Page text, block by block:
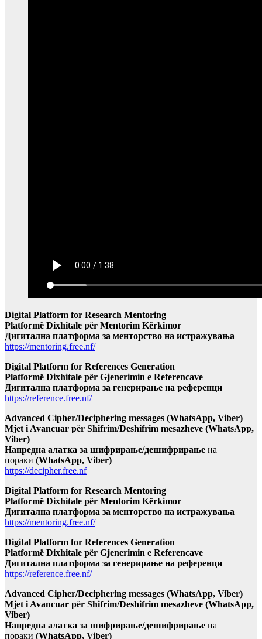
Digital Platform for Research Mentoring
Platformë Dixhitale për Mentorim Kërkimor
Дигитална платформа за менторство на истражувања
https://mentoring.free.nf/
Digital Platform for References Generation
Platformë Dixhitale për Gjenerimin e Referencave
Дигитална платформа за генерирање на референци
https://reference.free.nf/
Advanced Cipher/Deciphering messages (WhatsApp, Viber)
Mjet i Avancuar për Shifrim/Deshifrim mesazheve (WhatsApp,
Viber)
Напредна алатка за шифрирање/дешифрирање на
пораки (WhatsApp, Viber)
https://decipher.free.nf
Digital Platform for Research Mentoring
Platformë Dixhitale për Mentorim Kërkimor
Дигитална платформа за менторство на истражувања
https://mentoring.free.nf/
Digital Platform for References Generation
Platformë Dixhitale për Gjenerimin e Referencave
Дигитална платформа за генерирање на референци
https://reference.free.nf/
Advanced Cipher/Deciphering messages (WhatsApp, Viber)
Mjet i Avancuar për Shifrim/Deshifrim mesazheve (WhatsApp,
Viber)
Напредна алатка за шифрирање/дешифрирање на
пораки (WhatsApp, Viber)